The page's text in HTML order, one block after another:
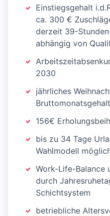
Einstiegsgehalt
ca. 300 €
derzeit 39-
abhängig von
2030
jährliches
156€
bis zu 34 Tage
Wahlmodell
Work-Life-Balance
durch
Schichtsystem
betriebliche